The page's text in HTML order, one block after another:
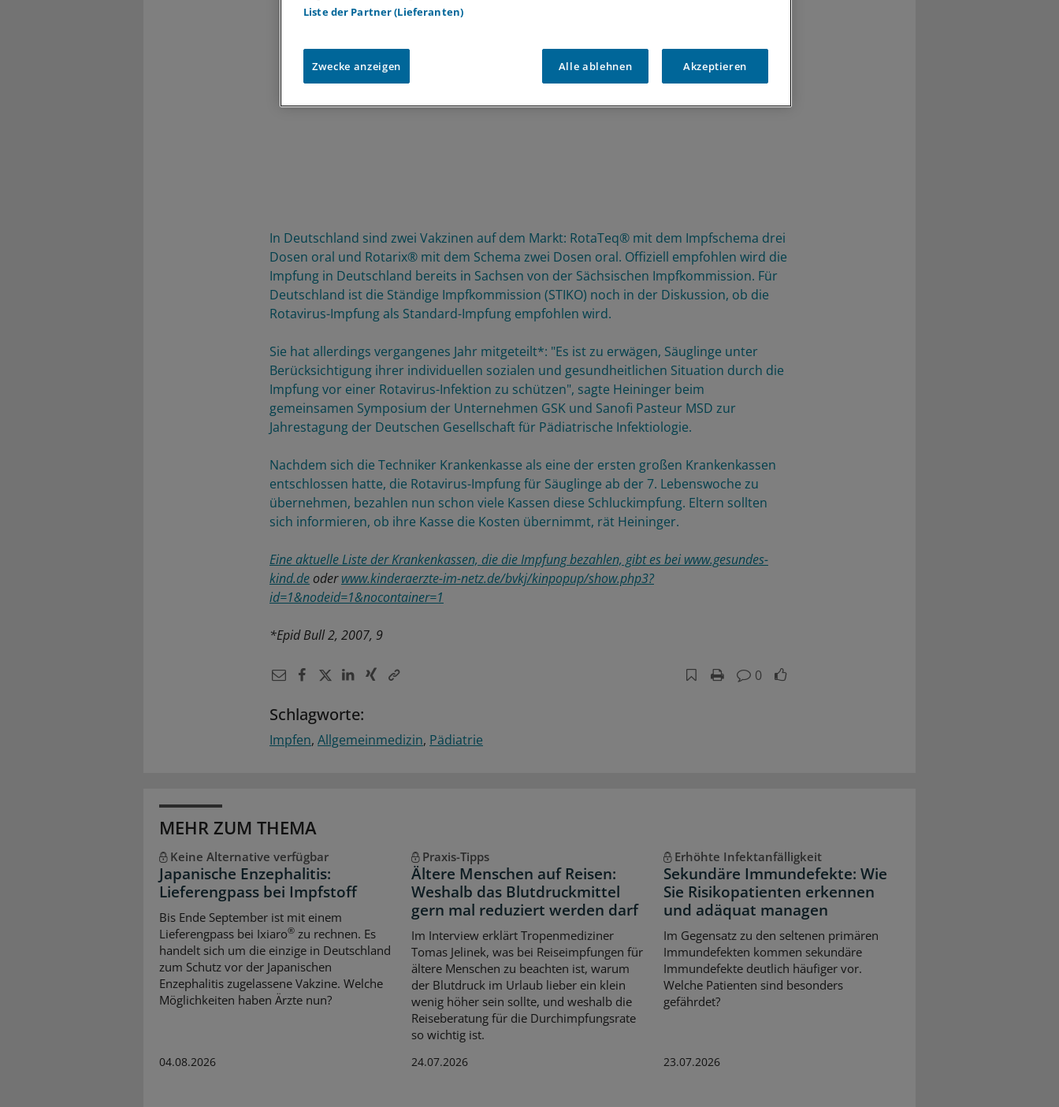
In Deutschland sind zwei Vakzinen auf dem Markt: RotaTeq® mit dem Impfschema drei
Dosen oral und Rotarix® mit dem Schema zwei Dosen oral. Offiziell empfohlen wird die
Impfung in Deutschland bereits in Sachsen von der Sächsischen Impfkommission. Für
Deutschland ist die Ständige Impfkommission (STIKO) noch in der Diskussion, ob die
Rotavirus-Impfung als Standard-Impfung empfohlen wird.
Sie hat allerdings vergangenes Jahr mitgeteilt*: "Es ist zu erwägen, Säuglinge unter
Berücksichtigung ihrer individuellen sozialen und gesundheitlichen Situation durch die
Impfung vor einer Rotavirus-Infektion zu schützen", sagte Heininger beim
gemeinsamen Symposium der Unternehmen GSK und Sanofi Pasteur MSD zur
Jahrestagung der Deutschen Gesellschaft für Pädiatrische Infektiologie.
Nachdem sich die Techniker Krankenkasse als eine der ersten großen Krankenkassen
entschlossen hatte, die Rotavirus-Impfung für Säuglinge ab der 7. Lebenswoche zu
übernehmen, bezahlen nun schon viele Kassen diese Schluckimpfung. Eltern sollten
sich informieren, ob ihre Kasse die Kosten übernimmt, rät Heininger.
Eine aktuelle Liste der Krankenkassen, die die Impfung bezahlen, gibt es bei www.gesundes-
kind.de oderwww.kinderaerzte-im-netz.de/bvkj/kinpopup/show.php3?
id=1&nodeid=1&nocontainer=1
*Epid Bull 2, 2007, 9
0
Schlagworte:
Impfen Allgemeinmedizin Pädiatrie
MEHR ZUM THEMA
Keine Alternative verfügbar
Japanische Enzephalitis:
Lieferengpass bei Impfstoff
Bis Ende September ist mit einem
Lieferengpass bei Ixiaro® zu rechnen. Es
handelt sich um die einzige in Deutschland
zum Schutz vor der Japanischen
Enzephalitis zugelassene Vakzine. Welche
Möglichkeiten haben Ärzte nun?
04.08.2026
Praxis-Tipps
Ältere Menschen auf Reisen:
Weshalb das Blutdruckmittel
gern mal reduziert werden darf
Im Interview erklärt Tropenmediziner
Tomas Jelinek, was bei Reiseimpfungen für
ältere Menschen zu beachten ist, warum
der Blutdruck im Urlaub lieber ein klein
wenig höher sein sollte, und weshalb die
Reiseberatung für die Durchimpfungsrate
so wichtig ist.
24.07.2026
Erhöhte Infektanfälligkeit
Sekundäre Immundefekte: Wie
Sie Risikopatienten erkennen
und adäquat managen
Im Gegensatz zu den seltenen primären
Immundefekten kommen sekundäre
Immundefekte deutlich häufiger vor.
Welche Patienten sind besonders
gefährdet?
23.07.2026
Liste der Partner (Lieferanten)
Zwecke anzeigen Alle ablehnen Akzeptieren